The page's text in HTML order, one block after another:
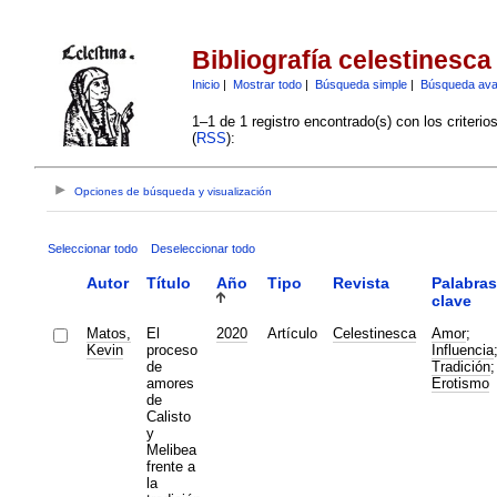
Bibliografía celestinesca
Inicio| Mostrar todo| Búsqueda simple| Búsqueda
1–1 de 1 registro encontrado(s) con los
(RSS):
Opciones de búsqueda y visualización
Seleccionar todo Deseleccionar todo
Autor Título Año Tipo Revista
Palabras
clave
Matos,
Kevin
El
proceso
de
amores
de
Calisto
y
Melibea
frente a
la
2020 Artículo Celestinesca Amor;
Influencia;
Tradición;
Erotismo